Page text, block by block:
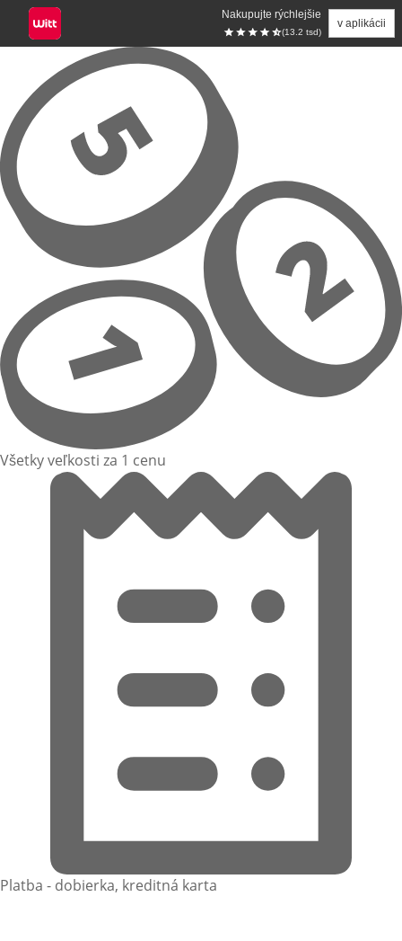
Nakupujte rýchlejšie
(13.2 tsd)
v aplikácii
Prejsť na hlavný obsah
Všetky veľkosti za 1 cenu
Platba - dobierka, kreditná karta